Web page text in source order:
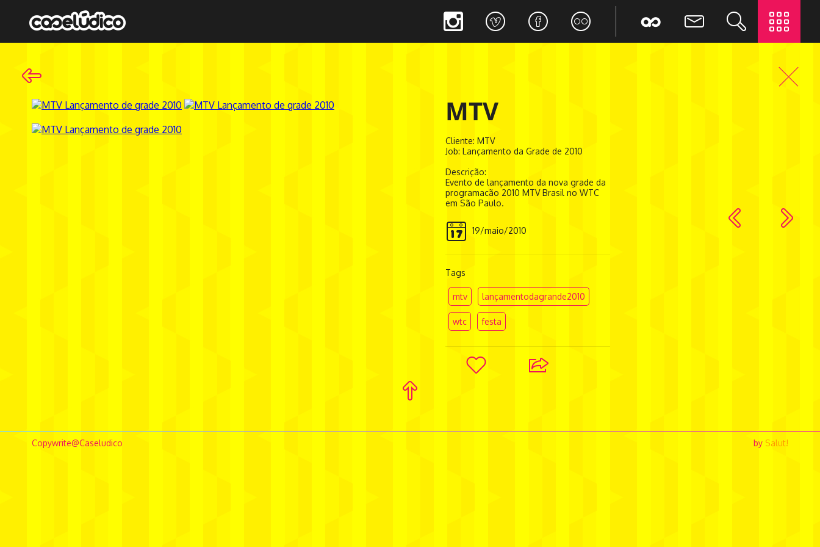
MTV
Cliente: MTV
Job: Lançamento da Grade de 2010
Descrição:
Evento de lançamento da nova grade da
programacão 2010 MTV Brasil no WTC
em São Paulo.
19/maio/2010
Tags
mtv lançamentodagrande2010
wtc festa
Copywrite@Caseludico by Salut!